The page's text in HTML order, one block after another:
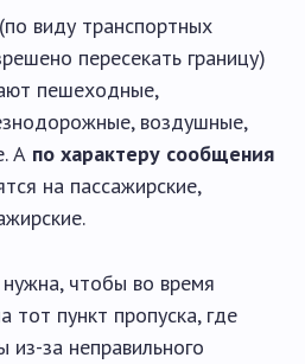
(по виду транспортных
пересекать границу)
пешеходные,
воздушные,
А по характеру сообщения
на пассажирские,
чтобы во время
тот пункт пропуска, где
за неправильного